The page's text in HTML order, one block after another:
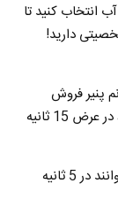
کنید تا
دارید!
خانم پنیر فروش
کجاست؟ اگر تمرکز خوبی دارید، در عرض 15 ثانیه
بازی فکری : فقط نابغه ها می توانند در 5 ثانیه